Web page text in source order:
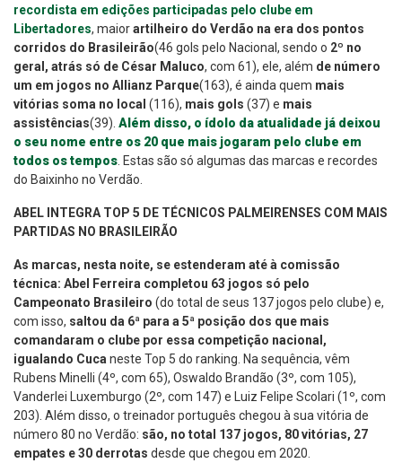
recordista em edições participadas pelo clube em
Libertadores, maiorartilheiro do Verdão na era dos pontos
corridos do Brasileirão(46 gols pelo Nacional, sendo o 2º no
geral, atrás só de César Maluco, com 61), ele, além de número
um em jogos no Allianz Parque(163), é ainda quem mais
vitórias soma no local (116), mais gols (37) e mais
assistências(39). Além disso, o ídolo da atualidade já deixou
o seu nome entre os 20 que mais jogaram pelo clube em
todos os tempos . Estas são só algumas das marcas e recordes
do Baixinho no Verdão.
ABEL INTEGRA TOP 5 DE TÉCNICOS PALMEIRENSES COM MAIS
PARTIDAS NO BRASILEIRÃO
As marcas, nesta noite, se estenderam até à comissão
técnica: Abel Ferreira completou 63 jogos só pelo
Campeonato Brasileiro (do total de seus 137 jogos pelo clube) e,
com isso, saltou da 6ª para a 5ª posição dos que mais
comandaram o clube por essa competição nacional,
igualando Cuca neste Top 5 do ranking. Na sequência, vêm
Rubens Minelli (4º, com 65), Oswaldo Brandão (3º, com 105),
Vanderlei Luxemburgo (2º, com 147) e Luiz Felipe Scolari (1º, com
203). Além disso, o treinador português chegou à sua vitória de
número 80 no Verdão: são, no total 137 jogos, 80 vitórias, 27
empates e 30 derrotas desde que chegou em 2020.